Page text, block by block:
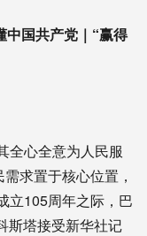
国共产党｜“赢得
全心全意为人民服
求置于核心位置，
立105周年之际，巴
斯塔接受新华社记